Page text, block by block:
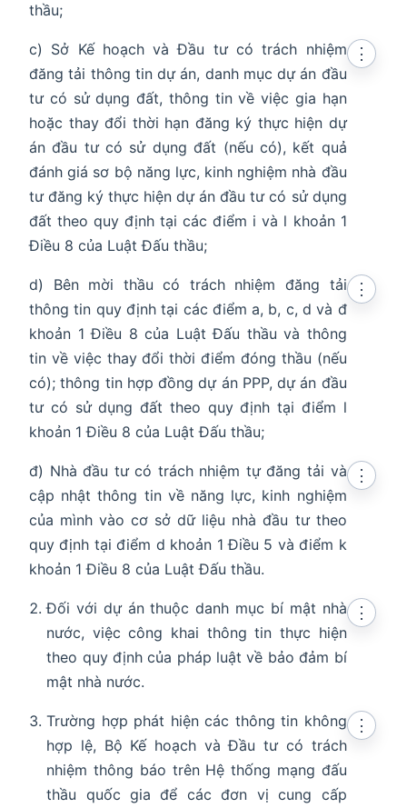
thầu;
c) Sở Kế hoạch và Đầu tư có trách nhiệm
đăng tải thông tin dự án, danh mục dự án đầu
tư có sử dụng đất, thông tin về việc gia hạn
hoặc thay đổi thời hạn đăng ký thực hiện dự
án đầu tư có sử dụng đất (nếu có), kết quả
đánh giá sơ bộ năng lực, kinh nghiệm nhà đầu
tư đăng ký thực hiện dự án đầu tư có sử dụng
đất theo quy định tại các điểm i và l khoản 1
Điều 8 của Luật Đấu thầu;
⋮
d) Bên mời thầu có trách nhiệm đăng tải
thông tin quy định tại các điểm a, b, c, d và đ
khoản 1 Điều 8 của Luật Đấu thầu và thông
tin về việc thay đổi thời điểm đóng thầu (nếu
có); thông tin hợp đồng dự án PPP, dự án đầu
tư có sử dụng đất theo quy định tại điểm l
khoản 1 Điều 8 của Luật Đấu thầu;
⋮
đ) Nhà đầu tư có trách nhiệm tự đăng tải và
cập nhật thông tin về năng lực, kinh nghiệm
của mình vào cơ sở dữ liệu nhà đầu tư theo
quy định tại điểm d khoản 1 Điều 5 và điểm k
khoản 1 Điều 8 của Luật Đấu thầu.
⋮
Đối với dự án thuộc danh mục bí mật nhà
nước, việc công khai thông tin thực hiện
theo quy định của pháp luật về bảo đảm bí
mật nhà nước.
⋮
Trường hợp phát hiện các thông tin không
hợp lệ, Bộ Kế hoạch và Đầu tư có trách
nhiệm thông báo trên Hệ thống mạng đấu
thầu quốc gia để các đơn vị cung cấp
⋮